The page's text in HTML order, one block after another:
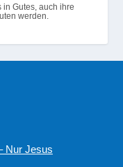
in Gutes, auch ihre
werden.
Nur Jesus